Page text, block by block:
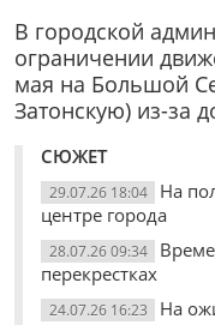
В городской
ограничении
мая на Большой
Затонскую) из-за
СЮЖЕТ
29.07.26 18:04
На
центре города
28.07.26 09:34
перекрестках
24.07.26 16:23
На